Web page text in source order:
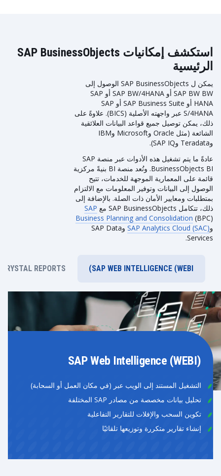
استكشف إمكانيات SAP BusinessObjects
الرئيسية
يمكن ل SAP BusinessObjects الوصول إلى
SAP BW BW أو SAP BW/4HANA أو SAP
HANA أو SAP Business Suite أو SAP
S/4HANA عبر واجهته الأصلية (BICS). علاوةً على
ذلك، يمكن توصيل جميع قواعد البيانات العلائقية
الشائعة (مثل Oracle وMicrosoft وIBM
وTeradata وSAP IQ).
عادةً ما يتم تشغيل هذه الأدوات عبر منصة SAP
BusinessObjects BI. وتُعد منصة BI بنيةً مركزية
قائمة على المعمارية الموجهة للخدمات، تتيح
الوصول إلى البيانات وتوفير المعلومات مع الالتزام
بمتطلبات ومعايير الأمان ذات الصلة. بالإضافة إلى
ذلك، تتكامل SAP BusinessObjects مع
SAP
Business Planning and Consolidation (BPC)
وSAP Analytics Cloud (SAC)
وSAP Data
Services.
SAP WEB INTELLIGENCE (WEBI)
REPORTS
SAP Web Intelligence (WEBI)
التشغيل المستند إلى الويب عبر (في مكان العمل أو السحابة)
تحليل بيانات مخصصة من مصادر SAP المختلفة
تكوين السحب والإفلات للتقارير التفاعلية
إنشاء تقارير متكررة وتوزيعها تلقائيًا